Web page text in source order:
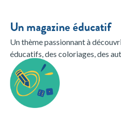
Un magazine éducatif
Un thème passionnant à
éducatifs, des coloriages, des